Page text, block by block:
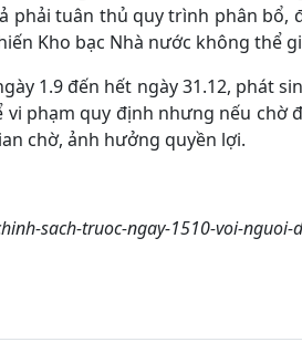
phải tuân thủ quy trình phân bổ,
Kho bạc Nhà nước không thể
1.9 đến hết ngày 31.12, phát
phạm quy định nhưng nếu chờ
chờ, ảnh hưởng quyền lợi.
sach-truoc-ngay-1510-voi-nguoi-